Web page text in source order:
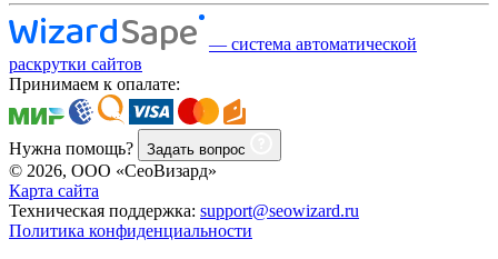
— система автоматической
раскрутки сайтов
Принимаем к опалате:
Нужна помощь? Задать вопрос
© 2026, ООО «СеоВизард»
Карта сайта
Техническая поддержка: support@seowizard.ru
Политика конфиденциальности